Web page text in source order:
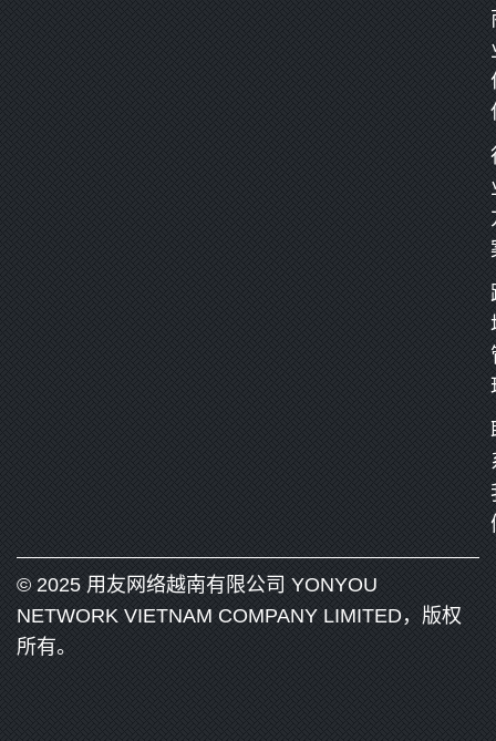
© 2025 用友网络越南有限公司 YONYOU
NETWORK VIETNAM COMPANY LIMITED，版权
所有。